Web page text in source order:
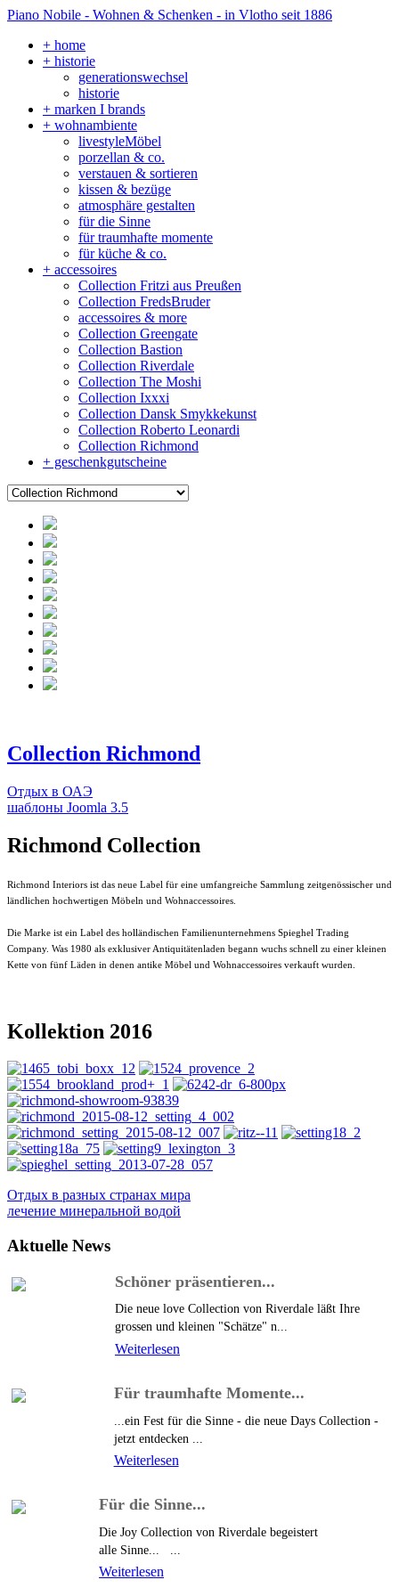
Piano Nobile - Wohnen & Schenken - in Vlotho seit 1886
+ home
+ historie
generationswechsel
historie
+ marken I brands
+ wohnambiente
livestyleMöbel
porzellan & co.
verstauen & sortieren
kissen & bezüge
atmosphäre gestalten
für die Sinne
für traumhafte momente
für küche & co.
+ accessoires
Collection Fritzi aus Preußen
Collection FredsBruder
accessoires & more
Collection Greengate
Collection Bastion
Collection Riverdale
Collection The Moshi
Collection Ixxxi
Collection Dansk Smykkekunst
Collection Roberto Leonardi
Collection Richmond
+ geschenkgutscheine
Collection Richmond
Отдых в ОАЭ
шаблоны Joomla 3.5
Richmond Collection
Richmond Interiors ist das neue Label für eine umfangreiche Sammlung zeitgenössischer und
ländlichen hochwertigen Möbeln und Wohnaccessoires.
Die Marke ist ein Label des holländischen Familienunternehmens Spieghel Trading
Company. Was 1980 als exklusiver Antiquitätenladen begann wuchs schnell zu einer kleinen
Kette von fünf Läden in denen antike Möbel und Wohnaccessoires verkauft wurden.
Kollektion 2016
Отдых в разных странах мира
лечение минеральной водой
Aktuelle News
Schöner präsentieren...
Die neue love Collection von Riverdale läßt Ihre
grossen und kleinen "Schätze" n...
Weiterlesen
Für traumhafte Momente...
...ein Fest für die Sinne - die neue Days Collection -
jetzt entdecken ...
Weiterlesen
Für die Sinne...
Die Joy Collection von Riverdale begeistert
alle Sinne... ...
Weiterlesen